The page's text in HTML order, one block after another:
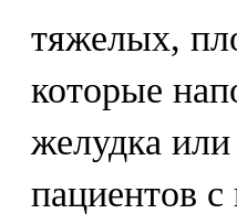
тяжелых,
которые
желудка
пациентов